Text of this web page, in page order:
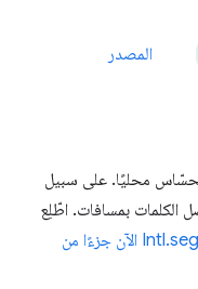
المصدر
محليًا. على سبيل
بمسافات. اطّلِع
أصبح عنصر Intl.segmenter الآن جزءًا من